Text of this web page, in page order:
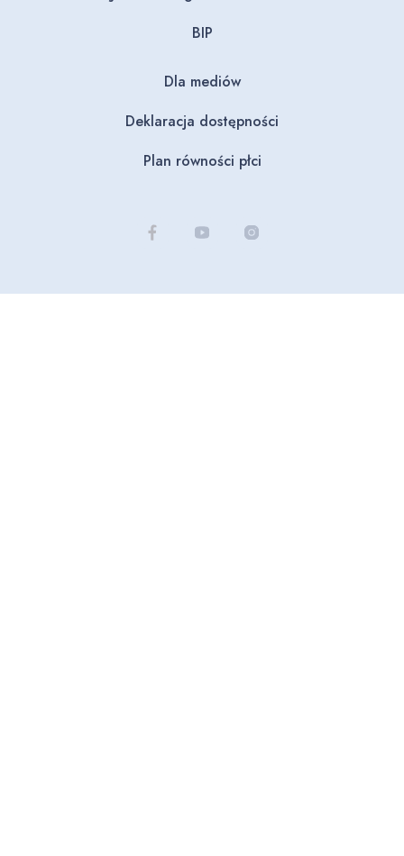
BIP
Dla mediów
Deklaracja dostępności
Plan równości płci